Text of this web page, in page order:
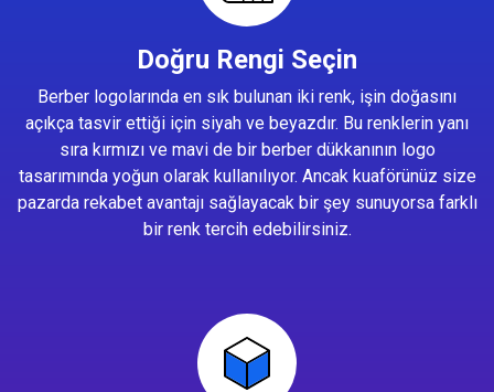
Doğru Rengi Seçin
Berber logolarında en sık bulunan iki renk, işin doğasını
açıkça tasvir ettiği için siyah ve beyazdır. Bu renklerin yanı
sıra kırmızı ve mavi de bir berber dükkanının logo
tasarımında yoğun olarak kullanılıyor. Ancak kuaförünüz size
pazarda rekabet avantajı sağlayacak bir şey sunuyorsa farklı
bir renk tercih edebilirsiniz.